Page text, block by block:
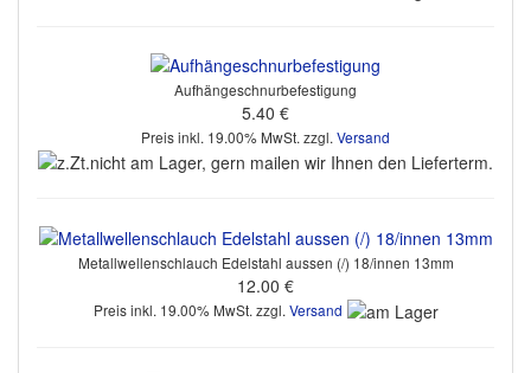
Aufhängeschnurbefestigung
5.40 €
Preis inkl. 19.00% MwSt. zzgl. Versand
Metallwellenschlauch Edelstahl aussen (/) 18/innen 13mm
12.00 €
Preis inkl. 19.00% MwSt. zzgl. Versand